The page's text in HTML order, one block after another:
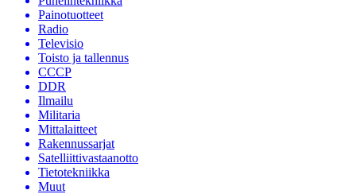
Painotuotteet
Radio
Televisio
Toisto ja tallennus
CCCP
DDR
Ilmailu
Militaria
Mittalaitteet
Rakennussarjat
Satelliittivastaanotto
Tietotekniikka
Muut